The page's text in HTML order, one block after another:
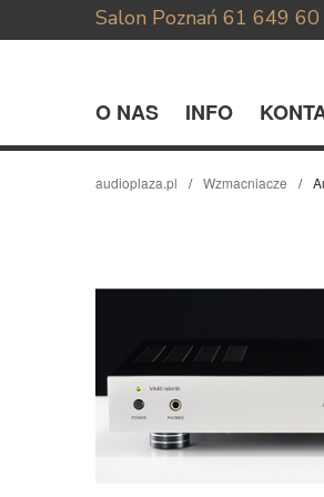
Salon Poznań 61 649 60
O NAS INFO
audioplaza.pl Wzmacniacze